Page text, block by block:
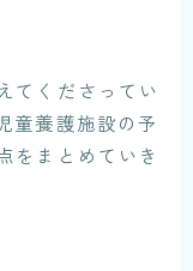
てくださってい
童養護施設の予
をまとめていき